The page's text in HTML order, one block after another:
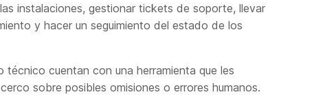
instalaciones, gestionar tickets de soporte, llevar
y hacer un seguimiento del estado de los
técnico cuentan con una herramienta que les
sobre posibles omisiones o errores humanos.